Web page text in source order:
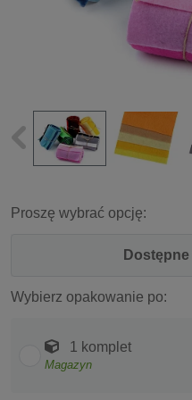
Proszę wybrać opcję:
Wybierz opakowanie po:
1 komplet
Magazyn